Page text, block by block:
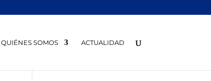
QUIÉNES SOMOS ACTUALIDAD